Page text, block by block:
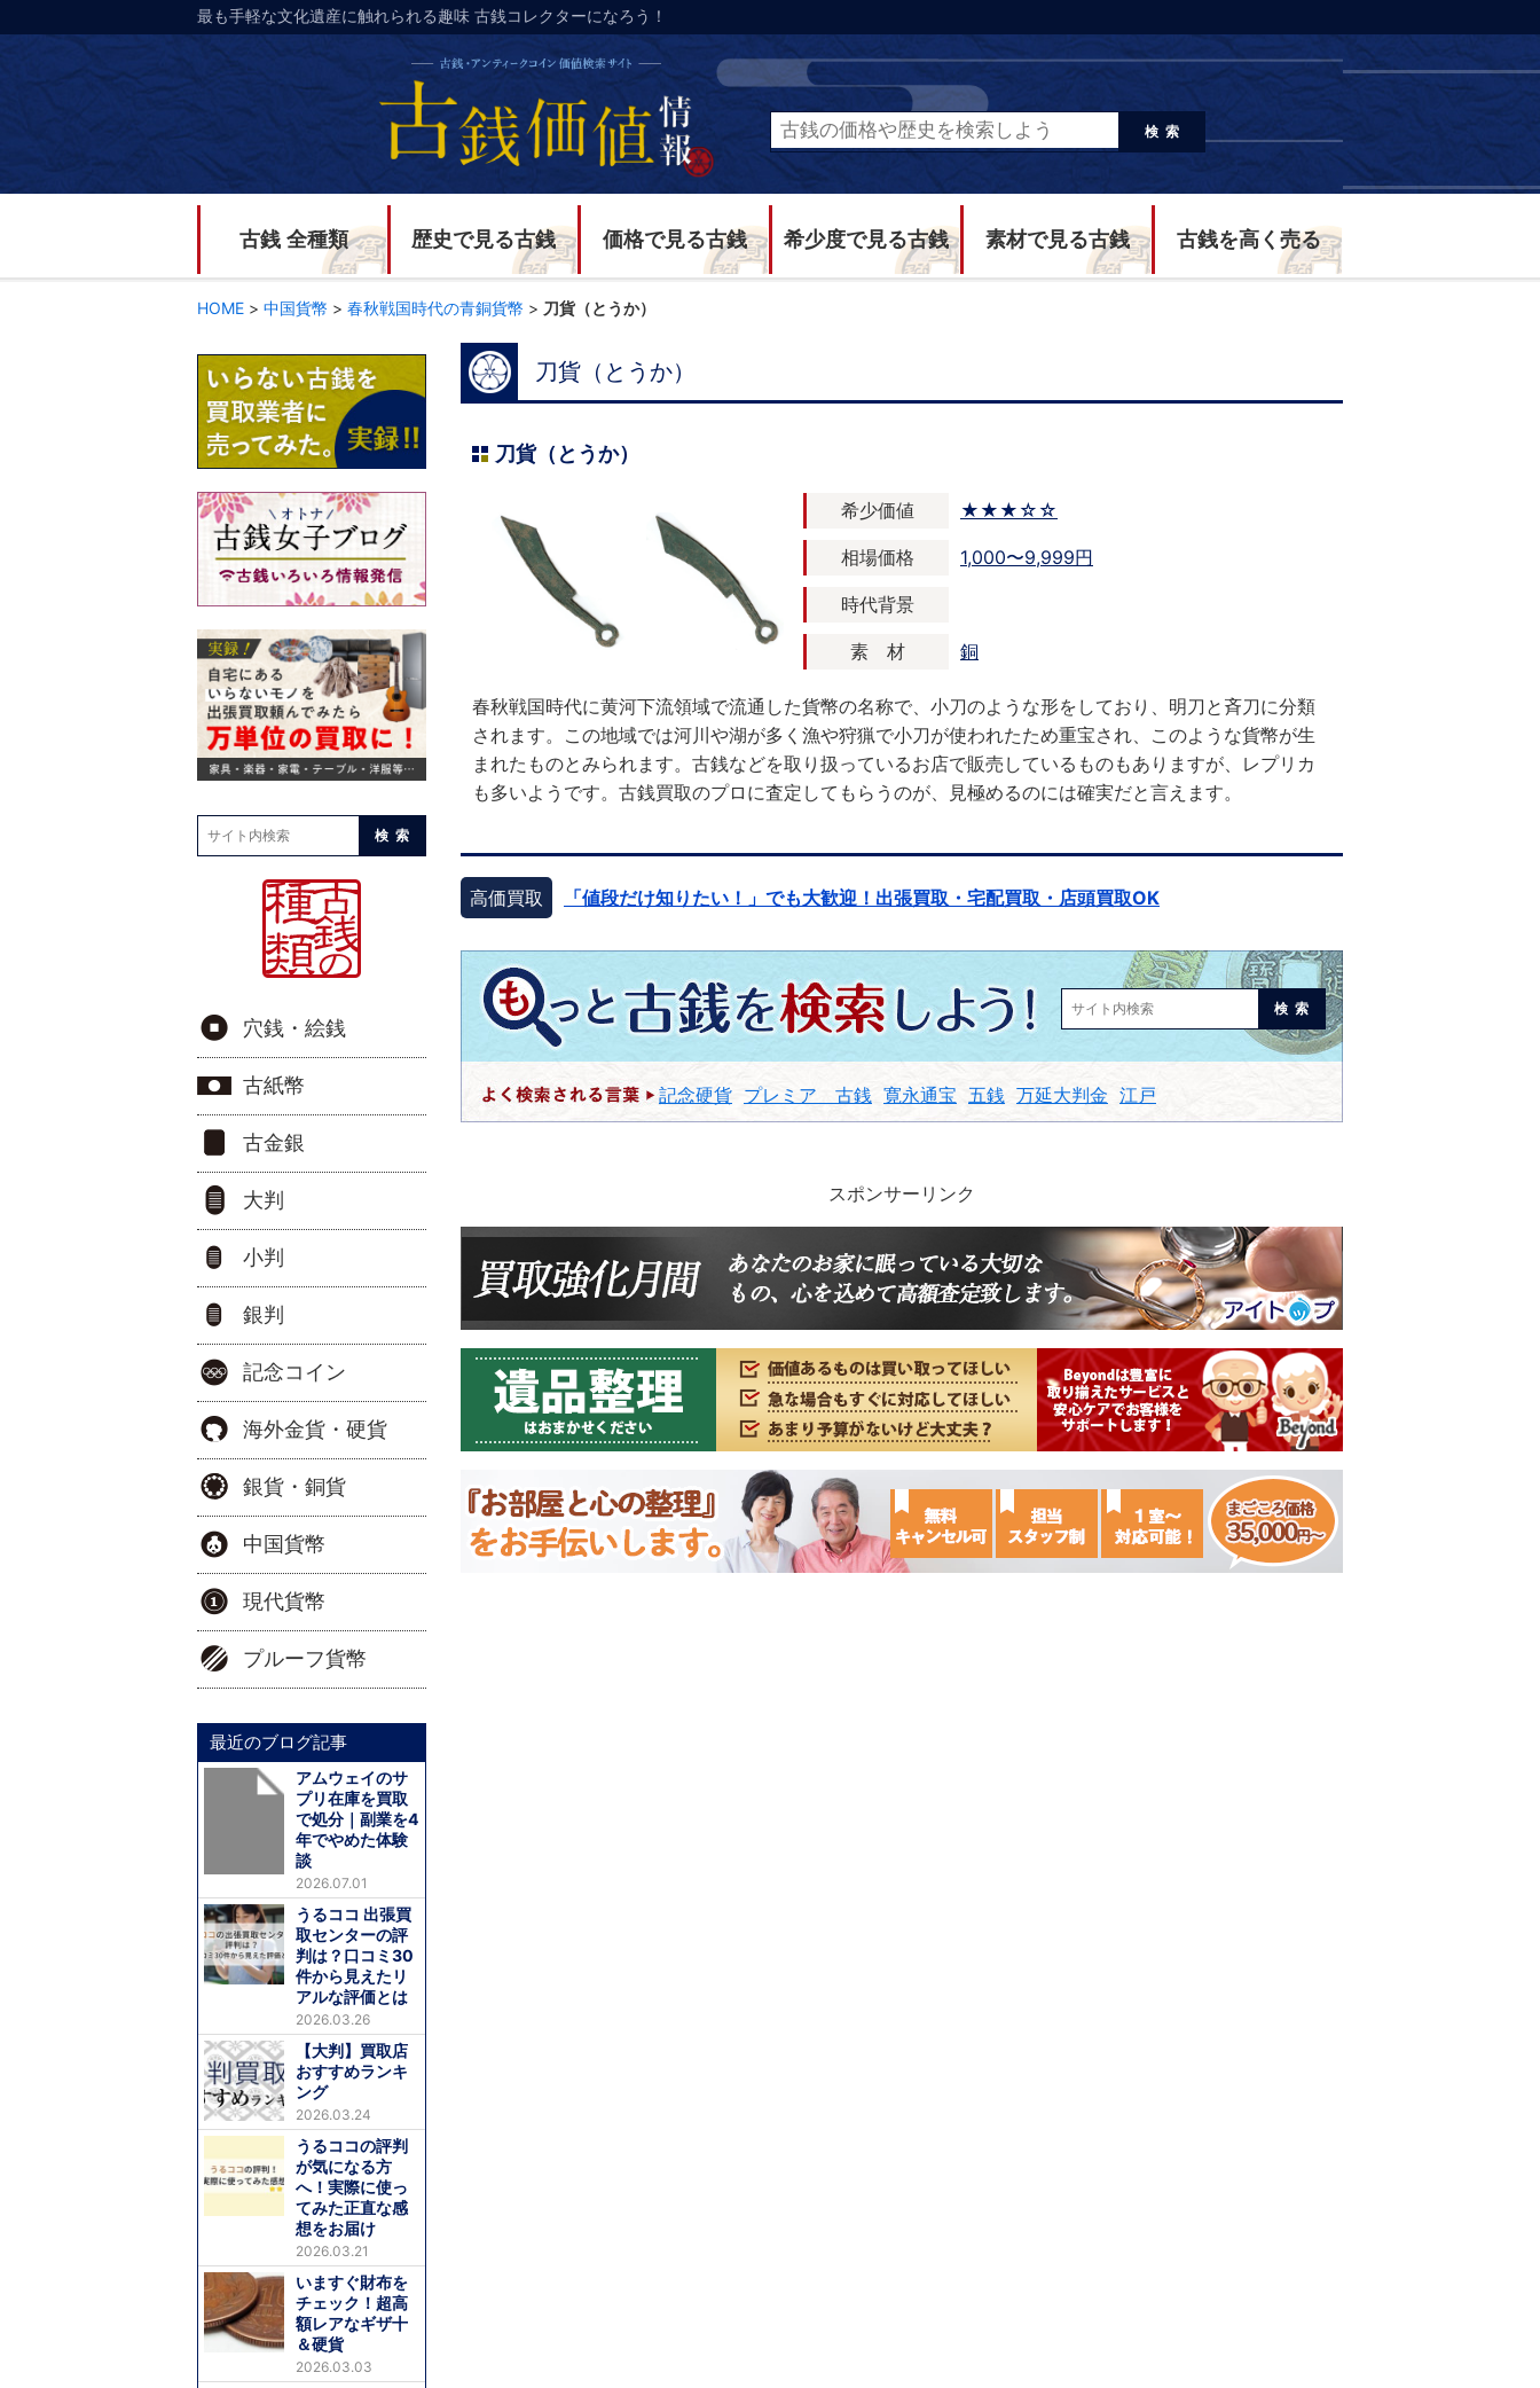
最も手軽な文化遺産に触れられる趣味 古銭コレクターになろう！
検索
古銭 全種類 歴史で見る古銭 価格で見る古銭 希少度で見る古銭 素材で見る古銭 古銭を高く売る
HOME > 中国貨幣 > 春秋戦国時代の青銅貨幣 > 刀貨（とうか）
刀貨（とうか）
刀貨（とうか）
希少価値 ★★★☆☆
相場価格 1,000〜9,999円
時代背景
素 材 銅
春秋戦国時代に黄河下流領域で流通した貨幣の名称で、小刀のような形をしており、明刀と斉刀に分類
されます。この地域では河川や湖が多く漁や狩猟で小刀が使われたため重宝され、このような貨幣が生
まれたものとみられます。古銭などを取り扱っているお店で販売しているものもありますが、レプリカ
も多いようです。古銭買取のプロに査定してもらうのが、見極めるのには確実だと言えます。
高価買取 「値段だけ知りたい！」でも大歓迎！出張買取・宅配買取・店頭買取OK
検索
記念硬貨 プレミア 古銭 寛永通宝 五銭 万延大判金 江戸
スポンサーリンク
検索
穴銭・絵銭
古紙幣
古金銀
大判
小判
銀判
記念コイン
海外金貨・硬貨
銀貨・銅貨
中国貨幣
現代貨幣
プルーフ貨幣
最近のブログ記事
アムウェイのサ
プリ在庫を買取
で処分｜副業を4
年でやめた体験
談
2026.07.01
うるココ 出張買
取センターの評
判は？口コミ30
件から見えたリ
アルな評価とは
2026.03.26
【大判】買取店
おすすめランキ
ング
2026.03.24
うるココの評判
が気になる方
へ！実際に使っ
てみた正直な感
想をお届け
2026.03.21
いますぐ財布を
チェック！超高
額レアなギザ十
＆硬貨
2026.03.03